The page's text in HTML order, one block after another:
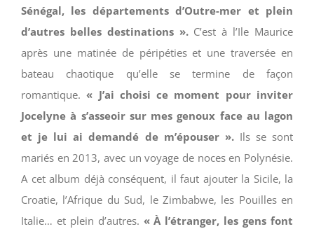
Sénégal, les départements d’Outre-mer et plein
d’autres belles destinations ».C’est à l’Ile Maurice
après une matinée de péripéties et une traversée en
bateau chaotique qu’elle se termine de façon
romantique.« J’ai choisi ce moment pour inviter
Jocelyne à s’asseoir sur mes genoux face au lagon
et je lui ai demandé de m’épouser ».Ils se sont
mariés en 2013, avec un voyage de noces en Polynésie.
A cet album déjà conséquent, il faut ajouter la Sicile, la
Croatie, l’Afrique du Sud, le Zimbabwe, les Pouilles en
Italie… et plein d’autres. « À l’étranger, les gens font